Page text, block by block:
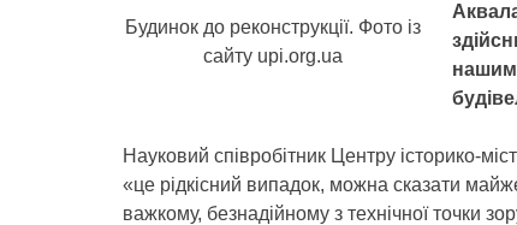
Будинок до реконструкції. Фото із
сайту upi.org.ua
нашим
Науковий співробітник Центру історико-
«це рідкісний випадок, можна сказати
важкому, безнадійному з технічної точки